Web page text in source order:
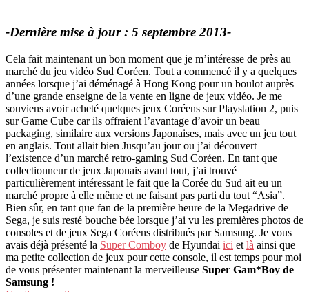
-Dernière mise à jour : 5 septembre 2013-
Cela fait maintenant un bon moment que je m’intéresse de près au
marché du jeu vidéo Sud Coréen. Tout a commencé il y a quelques
années lorsque j’ai déménagé à Hong Kong pour un boulot auprès
d’une grande enseigne de la vente en ligne de jeux vidéo. Je me
souviens avoir acheté quelques jeux Coréens sur Playstation 2, puis
sur Game Cube car ils offraient l’avantage d’avoir un beau
packaging, similaire aux versions Japonaises, mais avec un jeu tout
en anglais. Tout allait bien Jusqu’au jour ou j’ai découvert
l’existence d’un marché retro-gaming Sud Coréen. En tant que
collectionneur de jeux Japonais avant tout, j’ai trouvé
particulièrement intéressant le fait que la Corée du Sud ait eu un
marché propre à elle même et ne faisant pas parti du tout “Asia”.
Bien sûr, en tant que fan de la première heure de la Megadrive de
Sega, je suis resté bouche bée lorsque j’ai vu les premières photos de
consoles et de jeux Sega Coréens distribués par Samsung. Je vous
avais déjà présenté la Super Comboy de Hyundai ici et là ainsi que
ma petite collection de jeux pour cette console, il est temps pour moi
de vous présenter maintenant la merveilleuse Super Gam*Boy de
Samsung !